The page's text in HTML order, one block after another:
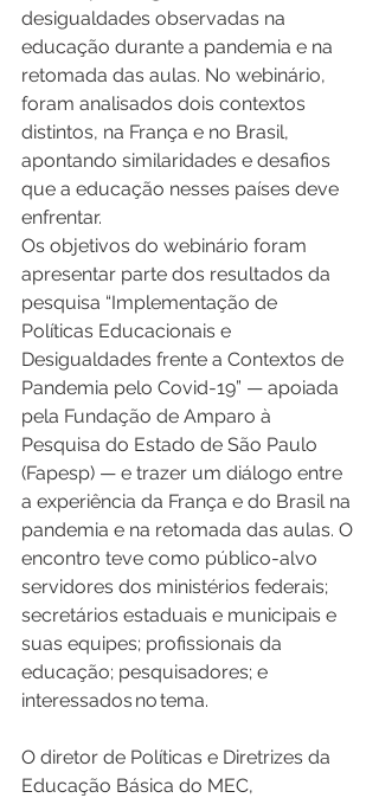
desigualdades observadas na
educação durante a pandemia e na
retomada das aulas. No webinário,
foram analisados dois contextos
distintos, na França e no Brasil,
apontando similaridades e desafios
que a educação nesses países deve
enfrentar.
Os objetivos do webinário foram
apresentar parte dos resultados da
pesquisa “Implementação de
Políticas Educacionais e
Desigualdades frente a Contextos de
Pandemia pelo Covid-19” — apoiada
pela Fundação de Amparo à
Pesquisa do Estado de São Paulo
(Fapesp) — e trazer um diálogo entre
a experiência da França e do Brasil na
pandemia e na retomada das aulas. O
encontro teve como público-alvo
servidores dos ministérios federais;
secretários estaduais e municipais e
suas equipes; profissionais da
educação; pesquisadores; e
interessados no tema.
O diretor de Políticas e Diretrizes da
Educação Básica do MEC,